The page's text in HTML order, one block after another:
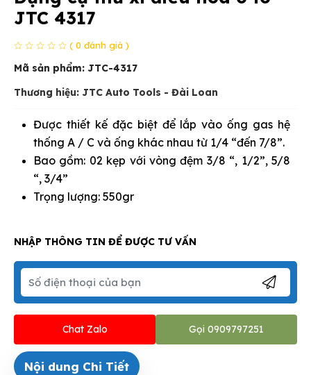
JTC 4317
( 0 đánh giá )
Mã sản phẩm: JTC-4317
Thương hiệu: JTC Auto Tools - Đài Loan
Được thiết kế đặc biệt để lắp vào ống gas hệ
thống A / C và ống khác nhau từ 1/4 “đến 7/8”.
Bao gồm: 02 kẹp với vòng đệm 3/8 “, 1/2”, 5/8
“, 3/4”
Trọng lượng: 550gr
NHẬP THÔNG TIN ĐỂ ĐƯỢC TƯ VẤN
Chat Zalo Gọi 0909797251
Nội dung Chi Tiết